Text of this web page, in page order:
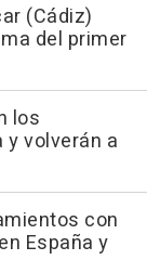
(Cádiz)
del primer
los
volverán a
con
España y